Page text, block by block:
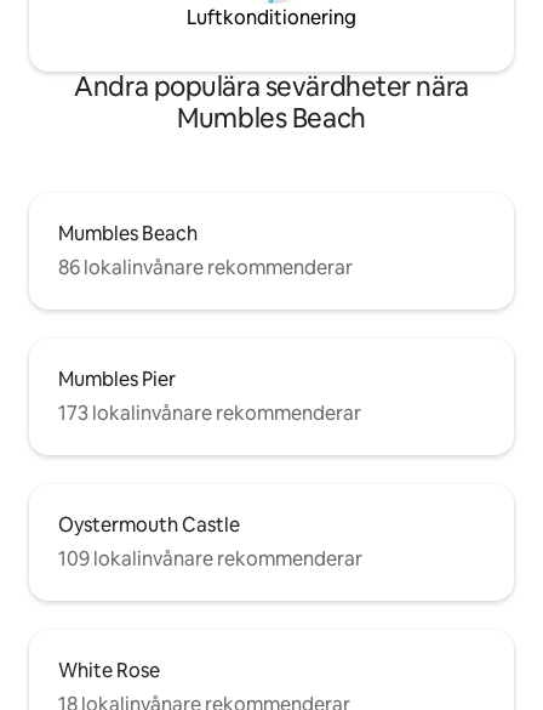
Luftkonditionering
Andra populära sevärdheter nära
Mumbles Beach
Mumbles Beach
86 lokalinvånare rekommenderar
Mumbles Pier
173 lokalinvånare rekommenderar
Oystermouth Castle
109 lokalinvånare rekommenderar
White Rose
18 lokalinvånare rekommenderar